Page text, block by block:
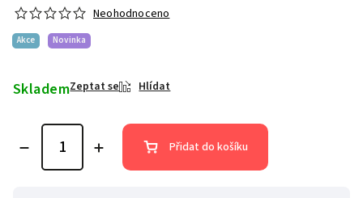
Akce Novinka
Neohodnoceno
SklademZeptat se Hlídat
Přidat do košíku